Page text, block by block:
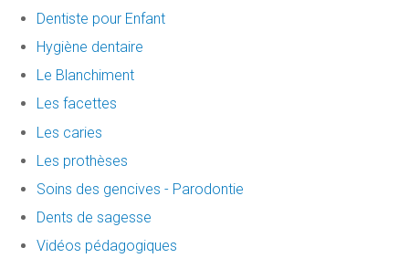
Dentiste pour Enfant
Hygiène dentaire
Le Blanchiment
Les facettes
Les caries
Les prothèses
Soins des gencives - Parodontie
Dents de sagesse
Vidéos pédagogiques